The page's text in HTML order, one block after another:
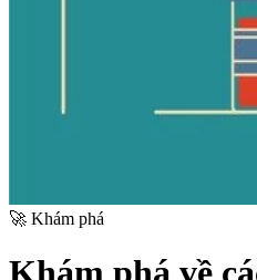
🚀 Khám phá